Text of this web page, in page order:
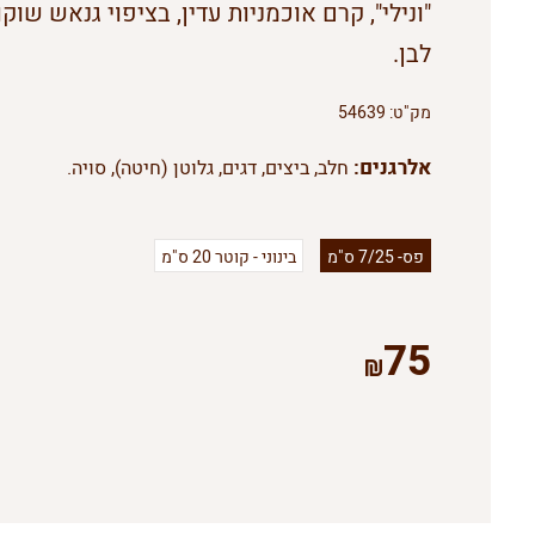
"ונילי", קרם אוכמניות עדין, בציפוי גנאש
לבן.
מק"ט: 54639
אלרגנים: חלב, ביצים, דגים, גלוטן (חיטה), סויה.
פס- 7/25 ס"מ בינוני - קוטר 20 ס"מ
75